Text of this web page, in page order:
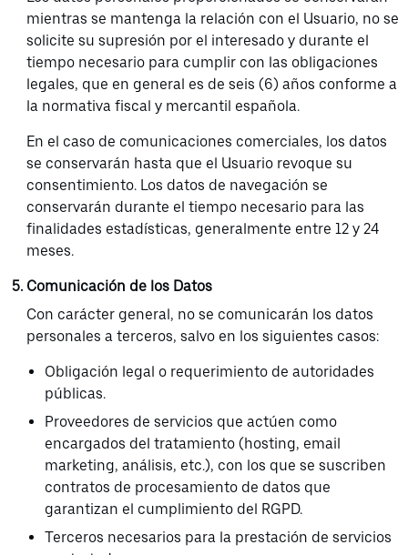
mientras se mantenga la relación con el Usuario, no se
solicite su supresión por el interesado y durante el
tiempo necesario para cumplir con las obligaciones
legales, que en general es de seis (6) años conforme a
la normativa fiscal y mercantil española.
En el caso de comunicaciones comerciales, los datos
se conservarán hasta que el Usuario revoque su
consentimiento. Los datos de navegación se
conservarán durante el tiempo necesario para las
finalidades estadísticas, generalmente entre 12 y 24
meses.
Comunicación de los Datos
Con carácter general, no se comunicarán los datos
personales a terceros, salvo en los siguientes casos:
Obligación legal o requerimiento de autoridades
públicas.
Proveedores de servicios que actúen como
encargados del tratamiento (hosting, email
marketing, análisis, etc.), con los que se suscriben
contratos de procesamiento de datos que
garantizan el cumplimiento del RGPD.
Terceros necesarios para la prestación de servicios